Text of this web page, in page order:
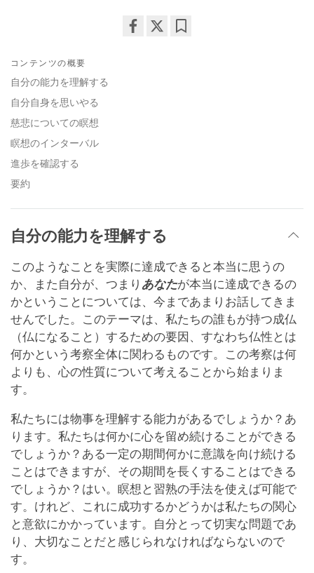
コンテンツの概要
自分の能力を理解する
自分自身を思いやる
慈悲についての瞑想
瞑想のインターバル
進歩を確認する
要約
自分の能力を理解する
このようなことを実際に達成できると本当に思うの
か、また自分が、つまり あなたが本当に達成できるの
かということについては、今まであまりお話してきま
せんでした。このテーマは、私たちの誰もが持つ成仏
（仏になること）するための要因、すなわち仏性とは
何かという考察全体に関わるものです。この考察は何
よりも、心の性質について考えることから始まりま
す。
私たちには物事を理解する能力があるでしょうか？あ
ります。私たちは何かに心を留め続けることができる
でしょうか？ある一定の期間何かに意識を向け続ける
ことはできますが、その期間を長くすることはできる
でしょうか？はい。瞑想と習熟の手法を使えば可能で
す。けれど、これに成功するかどうかは私たちの関心
と意欲にかかっています。自分とって切実な問題であ
り、大切なことだと感じられなければならないので
す。